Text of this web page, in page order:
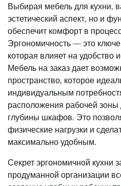
Выбирая мебель для кухни,
эстетический аспект, но и
обеспечит комфорт в
Эргономичность — это
которая влияет на удобство
Мебель на заказ дает
пространство, которое
индивидуальным
расположения рабочей
глубины шкафов. Это
физические нагрузки и
максимально удобным.
Секрет эргономичной кухни
продуманной организации